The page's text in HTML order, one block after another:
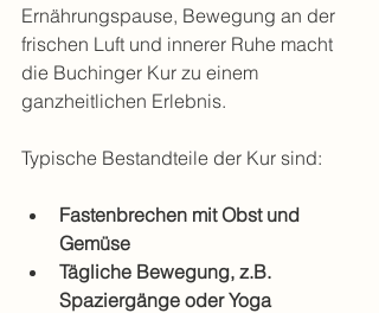
Ernährungspause, Bewegung an der
frischen Luft und innerer Ruhe macht
die Buchinger Kur zu einem
ganzheitlichen Erlebnis.
Typische Bestandteile der Kur sind:
Fastenbrechen mit Obst und
Gemüse
Tägliche Bewegung, z.B.
Spaziergänge oder Yoga